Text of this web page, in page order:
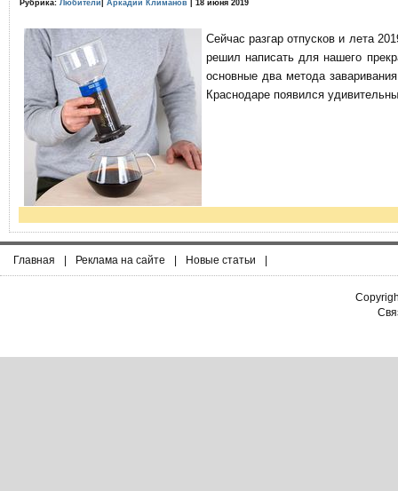
Рубрика: Любители Аркадий Климанов | 18 июня 2019
Сейчас разгар отпусков и лета
решил написать для нашего
основные два метода
Краснодаре появился
Главная | Реклама на сайте | Новые статьи |